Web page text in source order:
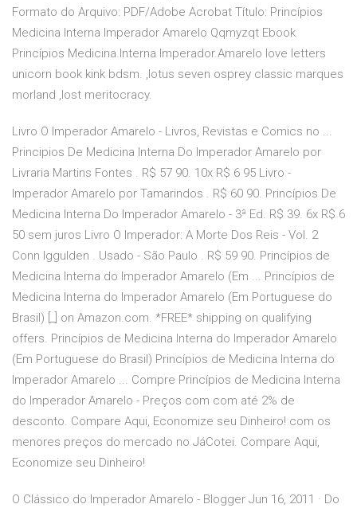
Formato do Arquivo: PDF/Adobe Acrobat Título: Princípios
Medicina Interna Imperador Amarelo Qqmyzqt Ebook
Princípios Medicina.Interna Imperador.Amarelo love letters
unicorn book kink bdsm. ,lotus seven osprey classic marques
morland ,lost meritocracy.
Livro O Imperador Amarelo - Livros, Revistas e Comics no ...
Principios De Medicina Interna Do Imperador Amarelo por
Livraria Martins Fontes . R$ 57 90. 10x R$ 6 95 Livro -
Imperador Amarelo por Tamarindos . R$ 60 90. Princípios De
Medicina Interna Do Imperador Amarelo - 3ª Ed. R$ 39. 6x R$ 6
50 sem juros Livro O Imperador: A Morte Dos Reis - Vol. 2
Conn Iggulden . Usado - São Paulo . R$ 59 90. Princípios de
Medicina Interna do Imperador Amarelo (Em ... Princípios de
Medicina Interna do Imperador Amarelo (Em Portuguese do
Brasil) [_] on Amazon.com. *FREE* shipping on qualifying
offers. Princípios de Medicina Interna do Imperador Amarelo
(Em Portuguese do Brasil) Princípios de Medicina Interna do
Imperador Amarelo ... Compre Princípios de Medicina Interna
do Imperador Amarelo - Preços com com até 2% de
desconto. Compare Aqui, Economize seu Dinheiro! com os
menores preços do mercado no JáCotei. Compare Aqui,
Economize seu Dinheiro!
O Clássico do Imperador Amarelo - Blogger Jun 16, 2011 · Do